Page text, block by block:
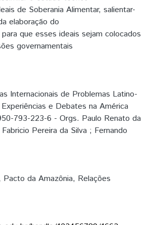
de Soberania Alimentar, salientar-
elaboração do
que esses ideais sejam colocados
governamentais
Internacionais de Problemas Latino-
e Debates na América
793-223-6 - Orgs. Paulo Renato da
Pereira da Silva ; Fernando
Pacto da Amazônia, Relações